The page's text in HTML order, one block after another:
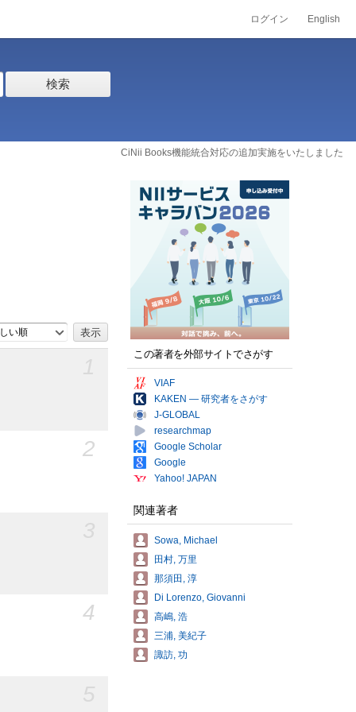
ログイン English
検索
CiNii Books機能統合対応の追加実施をいたしました
い順
2
4
この著者を外部サイトでさがす
VIAF
KAKEN — 研究者をさがす
J-GLOBAL
researchmap
Google Scholar
Google
Yahoo! JAPAN
関連著者
Sowa, Michael
田村, 万里
那須田, 淳
Di Lorenzo, Giovanni
高嶋, 浩
三浦, 美紀子
諏訪, 功